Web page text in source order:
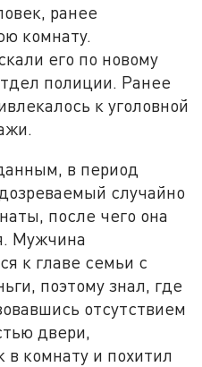
ранее
комнату.
его по новому
полиции. Ранее
к уголовной
в период
случайно
после чего она
Мужчина
к главе семьи с
поэтому знал, где
отсутствием
двери,
комнату и похитил